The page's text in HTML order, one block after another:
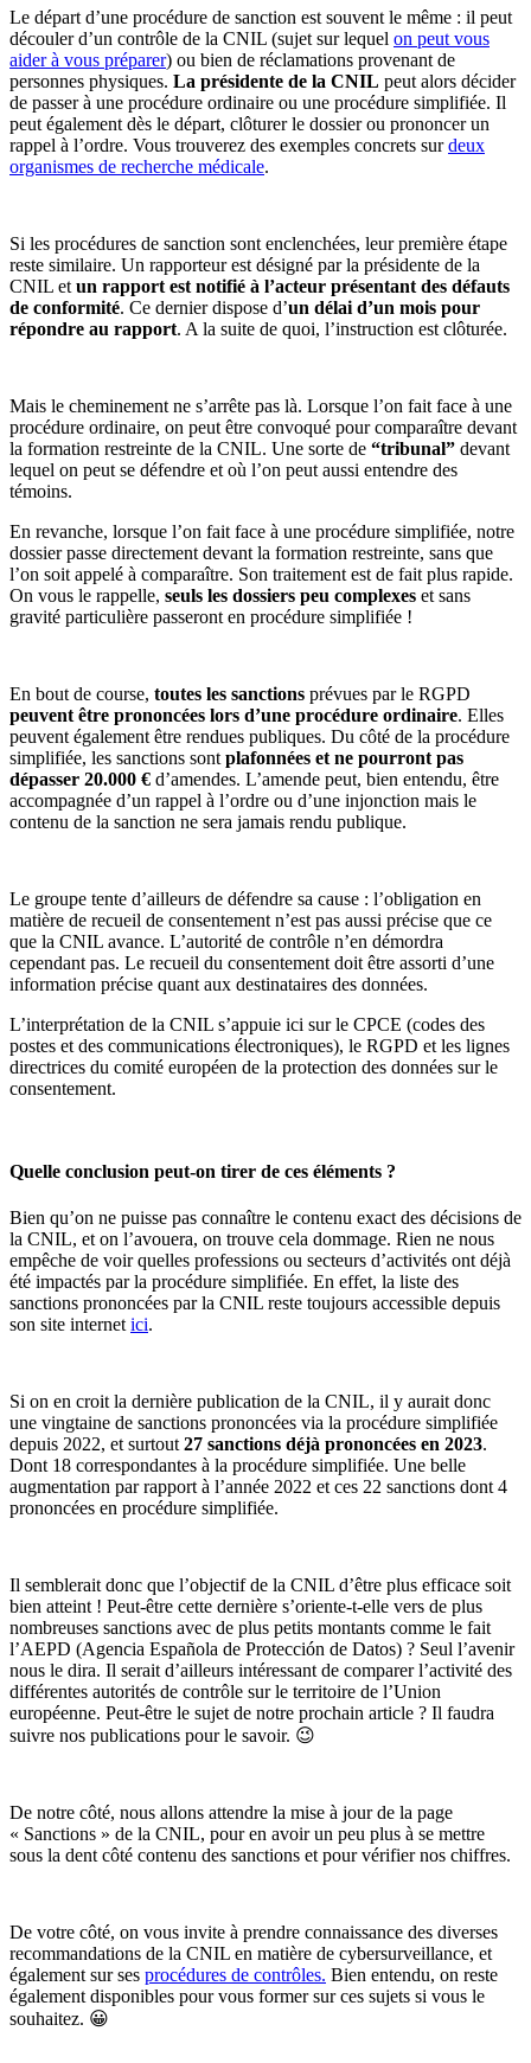
Le départ d’une procédure de sanction est souvent le même : il peut
découler d’un contrôle de la CNIL (sujet sur lequel on peut vous
aider à vous préparer) ou bien de réclamations provenant de
personnes physiques. La présidente de la CNIL peut alors décider
de passer à une procédure ordinaire ou une procédure simplifiée. Il
peut également dès le départ, clôturer le dossier ou prononcer un
rappel à l’ordre. Vous trouverez des exemples concrets surdeux
organismes de recherche médicale.
Si les procédures de sanction sont enclenchées, leur première étape
reste similaire. Un rapporteur est désigné par la présidente de la
CNIL et un rapport est notifié à l’acteur présentant des défauts
de conformité. Ce dernier dispose d’un délai d’un mois pour
répondre au rapport. A la suite de quoi, l’instruction est clôturée.
Mais le cheminement ne s’arrête pas là. Lorsque l’on fait face à une
procédure ordinaire, on peut être convoqué pour comparaître devant
la formation restreinte de la CNIL. Une sorte de “tribunal” devant
lequel on peut se défendre et où l’on peut aussi entendre des
témoins.
En revanche, lorsque l’on fait face à une procédure simplifiée, notre
dossier passe directement devant la formation restreinte, sans que
l’on soit appelé à comparaître. Son traitement est de fait plus rapide.
On vous le rappelle, seuls les dossiers peu complexes et sans
gravité particulière passeront en procédure simplifiée !
En bout de course, toutes les sanctions prévues par le RGPD
peuvent être prononcées lors d’une procédure ordinaire. Elles
peuvent également être rendues publiques. Du côté de la procédure
simplifiée, les sanctions sont plafonnées et ne pourront pas
dépasser 20.000 € d’amendes. L’amende peut, bien entendu, être
accompagnée d’un rappel à l’ordre ou d’une injonction mais le
contenu de la sanction ne sera jamais rendu publique.
Le groupe tente d’ailleurs de défendre sa cause : l’obligation en
matière de recueil de consentement n’est pas aussi précise que ce
que la CNIL avance. L’autorité de contrôle n’en démordra
cependant pas. Le recueil du consentement doit être assorti d’une
information précise quant aux destinataires des données.
L’interprétation de la CNIL s’appuie ici sur le CPCE (codes des
postes et des communications électroniques), le RGPD et les lignes
directrices du comité européen de la protection des données sur le
consentement.
Quelle conclusion peut-on tirer de ces éléments ?
Bien qu’on ne puisse pas connaître le contenu exact des décisions de
la CNIL, et on l’avouera, on trouve cela dommage. Rien ne nous
empêche de voir quelles professions ou secteurs d’activités ont déjà
été impactés par la procédure simplifiée. En effet, la liste des
sanctions prononcées par la CNIL reste toujours accessible depuis
son site internet ici.
Si on en croit la dernière publication de la CNIL, il y aurait donc
une vingtaine de sanctions prononcées via la procédure simplifiée
depuis 2022, et surtout 27 sanctions déjà prononcées en 2023.
Dont 18 correspondantes à la procédure simplifiée. Une belle
augmentation par rapport à l’année 2022 et ces 22 sanctions dont 4
prononcées en procédure simplifiée.
Il semblerait donc que l’objectif de la CNIL d’être plus efficace soit
bien atteint ! Peut-être cette dernière s’oriente-t-elle vers de plus
nombreuses sanctions avec de plus petits montants comme le fait
l’AEPD (Agencia Española de Protección de Datos) ? Seul l’avenir
nous le dira. Il serait d’ailleurs intéressant de comparer l’activité des
différentes autorités de contrôle sur le territoire de l’Union
européenne. Peut-être le sujet de notre prochain article ? Il faudra
suivre nos publications pour le savoir. 😉
De notre côté, nous allons attendre la mise à jour de la page
« Sanctions » de la CNIL, pour en avoir un peu plus à se mettre
sous la dent côté contenu des sanctions et pour vérifier nos chiffres.
De votre côté, on vous invite à prendre connaissance des diverses
recommandations de la CNIL en matière de cybersurveillance, et
également sur ses procédures de contrôles. Bien entendu, on reste
également disponibles pour vous former sur ces sujets si vous le
souhaitez. 😀